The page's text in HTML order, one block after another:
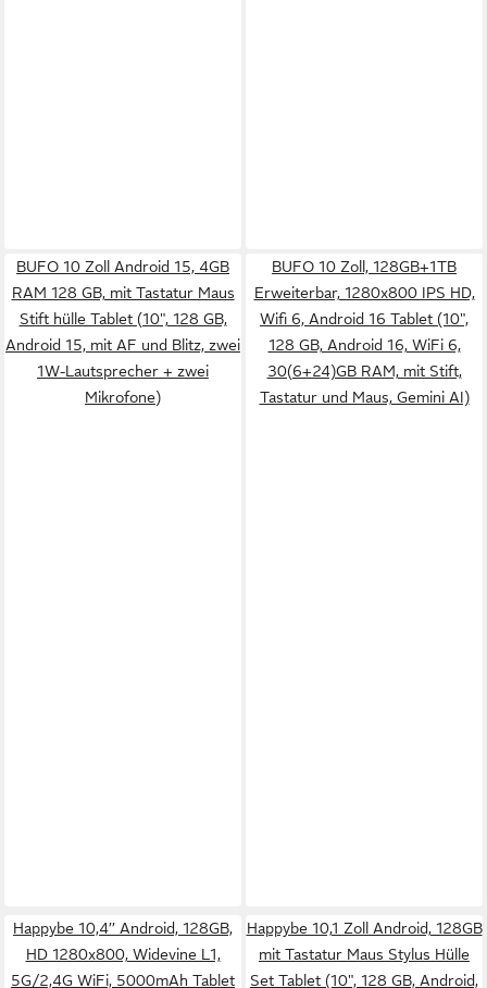
BUFO 10 Zoll Android 15, 4GB
RAM 128 GB, mit Tastatur Maus
Stift hülle Tablet (10", 128 GB,
Android 15, mit AF und Blitz, zwei
1W-Lautsprecher + zwei
Mikrofone)
BUFO 10 Zoll, 128GB+1TB
Erweiterbar, 1280x800 IPS HD,
Wifi 6, Android 16 Tablet (10",
128 GB, Android 16, WiFi 6,
30(6+24)GB RAM, mit Stift,
Tastatur und Maus, Gemini AI)
Happybe 10,4’’ Android, 128GB,
HD 1280x800, Widevine L1,
5G/2,4G WiFi, 5000mAh Tablet
Happybe 10,1 Zoll Android, 128GB
mit Tastatur Maus Stylus Hülle
Set Tablet (10", 128 GB, Android,